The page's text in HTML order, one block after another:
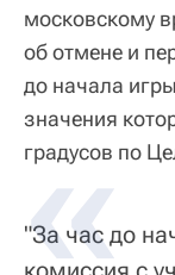
московскому
об отмене и
до начала
значения
градусов по
"За час до